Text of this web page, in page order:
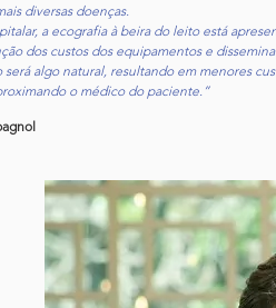
diversas doenças.
a ecografia à beira do leito está
dos custos dos equipamentos e
algo natural, resultando em menores
o médico do paciente.”